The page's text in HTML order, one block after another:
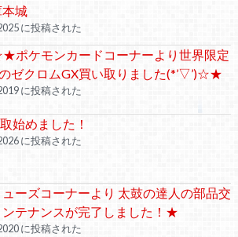
本城
に投稿された
ポケモンカードコーナーより世界限定
ゼクロムGX買い取りました(*’▽’)☆★
に投稿された
始めました！
に投稿された
ーズコーナーより 太鼓の達人の部品交
ンテナンスが完了しました！★
に投稿された